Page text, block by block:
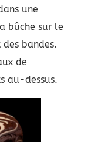
une
bûche sur le
bandes.
de
au-dessus.